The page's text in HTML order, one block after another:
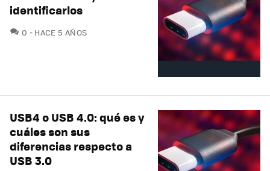
identificarlos
0 COMENTARIOS
HACE 5 AÑOS
USB4 o USB 4.0: qué es y
cuáles son sus
diferencias respecto a
USB 3.0